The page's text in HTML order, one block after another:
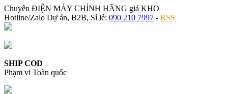
Chuyên ĐIỆN MÁY CHÍNH HÃNG giá KHO
Hotline/Zalo Dự án, B2B, Sỉ lẻ: 090 210 7997 - RSS
SHIP COD
Phạm vi Toàn quốc